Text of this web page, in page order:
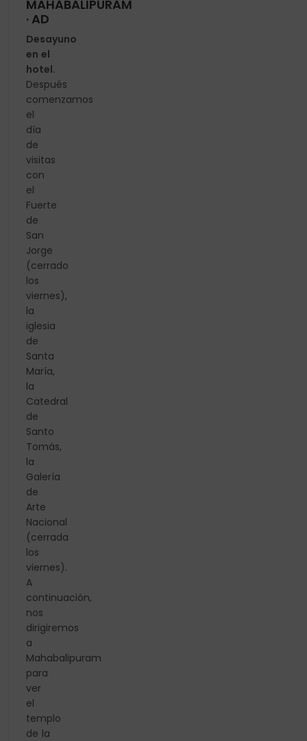
MAHABALIPURAM
· AD
Desayuno
en el
hotel.
Después
comenzamos
el
día
de
visitas
con
el
Fuerte
de
San
Jorge
(cerrado
los
viernes),
la
iglesia
de
Santa
María,
la
Catedral
de
Santo
Tomás,
la
Galería
de
Arte
Nacional
(cerrada
los
viernes).
A
continuación,
nos
dirigiremos
a
Mahabalipuram
para
ver
el
templo
de la